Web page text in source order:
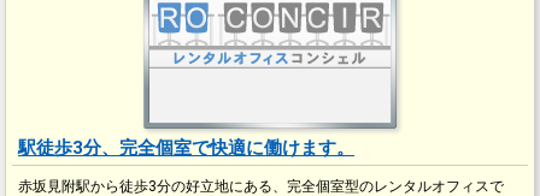
駅徒歩3分、完全個室で快適に働けます。
赤坂見附駅から徒歩3分の好立地にある、完全個室型のレンタルオフィスで